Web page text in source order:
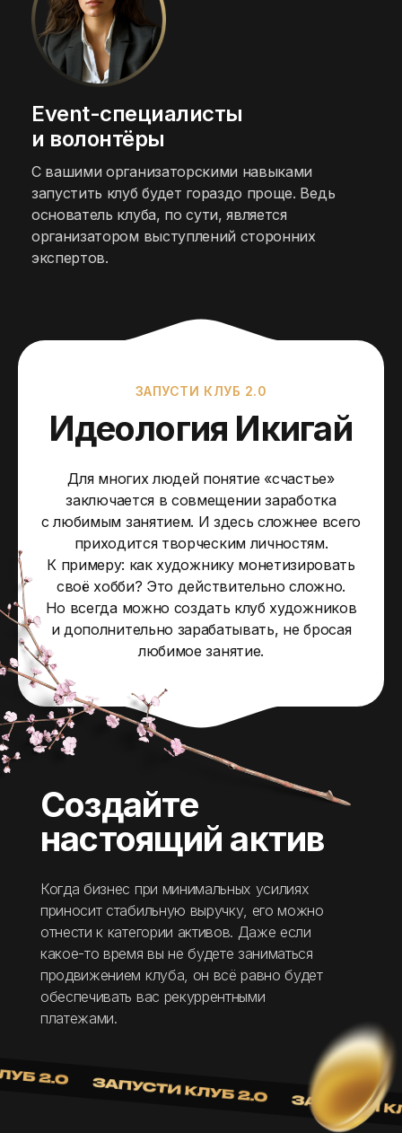
Event-специалисты
и волонтёры
С вашими организаторскими навыками
запустить клуб будет гораздо проще. Ведь
основатель клуба, по сути, является
организатором выступлений сторонних
экспертов.
ЗАПУСТИ КЛУБ 2.0
Идеология Икигай
Для многих людей понятие «счастье»
заключается в совмещении заработка
с любимым занятием. И здесь сложнее всего
приходится творческим личностям.
К примеру: как художнику монетизировать
своё хобби? Это действительно сложно.
Но всегда можно создать клуб художников
и дополнительно зарабатывать, не бросая
любимое занятие.
Создайте
настоящий актив
Когда бизнес при минимальных усилиях
приносит стабильную выручку, его можно
отнести к категории активов. Даже если
какое-то время вы не будете заниматься
продвижением клуба, он всё равно будет
обеспечивать вас рекуррентными
платежами.